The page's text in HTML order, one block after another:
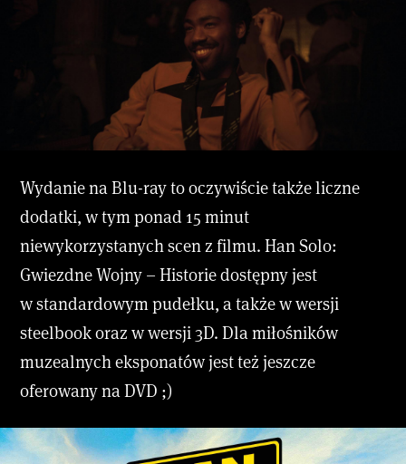
Wydanie na Blu-ray to oczywiście także liczne
dodatki, w tym ponad 15 minut
niewykorzystanych scen z filmu. Han Solo:
Gwiezdne Wojny – Historie dostępny jest
w standardowym pudełku, a także w wersji
steelbook oraz w wersji 3D. Dla miłośników
muzealnych eksponatów jest też jeszcze
oferowany na DVD ;)